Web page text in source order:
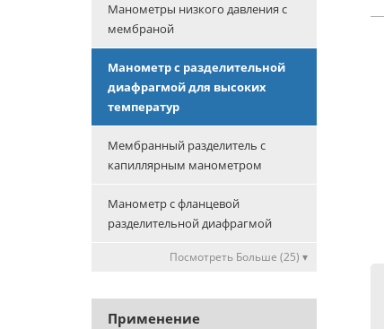
Манометры низкого давления с
мембраной
Манометр с разделительной
диафрагмой для высоких
температур
Мембранный разделитель с
капиллярным манометром
Манометр с фланцевой
разделительной диафрагмой
Посмотреть Больше (25) ▾
Применение